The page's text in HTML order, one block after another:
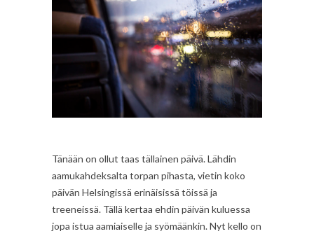
Tänään on ollut taas tällainen päivä. Lähdin
aamukahdeksalta torpan pihasta, vietin koko
päivän Helsingissä erinäisissä töissä ja
treeneissä. Tällä kertaa ehdin päivän kuluessa
jopa istua aamiaiselle ja syömäänkin. Nyt kello on